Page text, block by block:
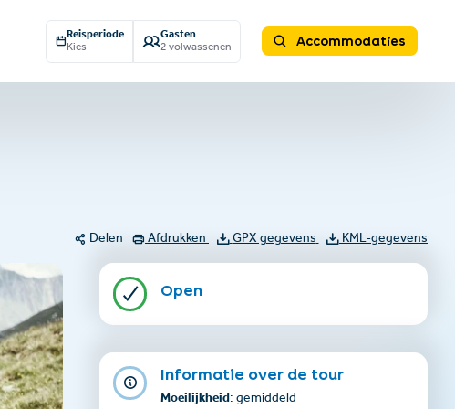
Reisperiode
Kies
Gasten
2 volwassenen
Accommodaties
Delen Afdrukken GPX gegevens KML-gegevens
Open
Informatie over de tour
Moeilijkheid: gemiddeld